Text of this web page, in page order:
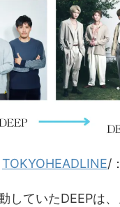
TOKYOHEADLINE/：
していたDEEPは